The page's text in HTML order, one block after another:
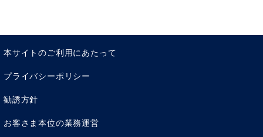
本サイトのご利用にあたって
プライバシーポリシー
勧誘方針
お客さま本位の業務運営